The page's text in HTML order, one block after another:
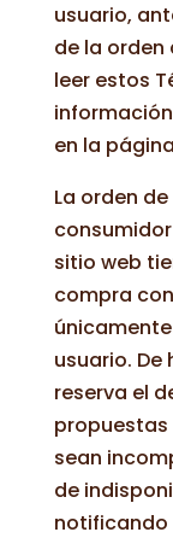
usuario,
de la
leer estos
en la
La orden
sitio web
compra
usuario. De
reserva el
propuestas
sean
de
notificando